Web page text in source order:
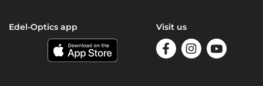
Edel-Optics app Visit us